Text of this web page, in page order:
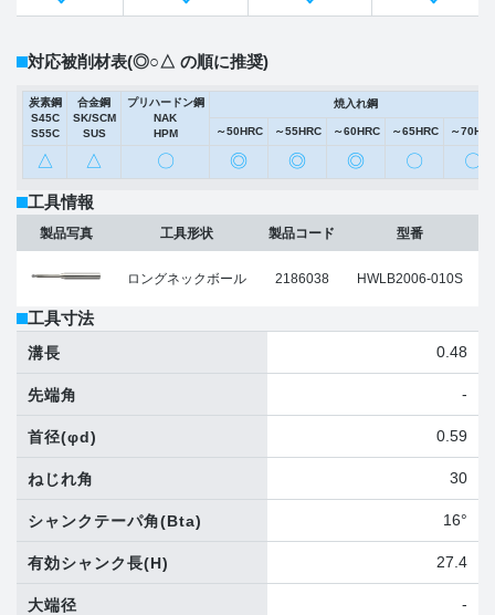
対応被削材表(◎○△ の順に推奨)
炭素鋼
S45C
S55C
合金鋼
SK/SCM
SUS
プリハードン鋼
NAK
HPM
焼入れ鋼
～50HRC ～55HRC ～60HRC ～65HRC ～
△ △ 〇 ◎ ◎ ◎ 〇 〇
工具情報
製品写真 工具形状
ロングネックボール
製品コード
2186038
型番
HWLB2006-010S
工具寸法
溝長 0.48
先端角 -
首径(φd) 0.59
ねじれ角 30
シャンクテーパ角(Bta) 16°
有効シャンク長(H) 27.4
大端径 -